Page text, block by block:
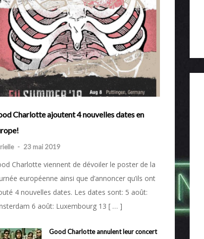
Charlotte ajoutent 4 nouvelles dates en
- 23 mai 2019
Charlotte viennent de dévoiler le poster de la
européenne ainsi que d’annoncer qu’ils ont
4 nouvelles dates. Les dates sont: 5 août:
6 août: Luxembourg 13 [ … ]
Good Charlotte annulent leur concert